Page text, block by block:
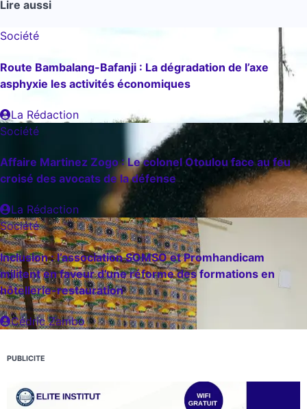
Lire aussi
Société
Route Bambalang-Bafanji : La dégradation de l’axe
asphyxie les activités économiques
La Rédaction
Société
Affaire Martinez Zogo : Le colonel Otoulou face au feu
croisé des avocats de la défense
La Rédaction
Société
Inclusion : l’association SOMSO et Promhandicam
militent en faveur d’une réforme des formations en
hôtellerie-restauration
Cédric Zambo
PUBLICITE